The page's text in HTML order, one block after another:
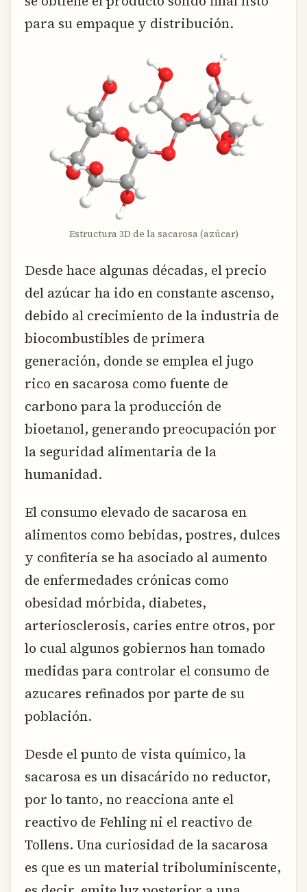
para su empaque y distribución.
Estructura 3D de la sacarosa (azúcar)
Desde hace algunas décadas, el precio
del azúcar ha ido en constante ascenso,
debido al crecimiento de la industria de
biocombustibles de primera
generación, donde se emplea el jugo
rico en sacarosa como fuente de
carbono para la producción de
bioetanol, generando preocupación por
la seguridad alimentaria de la
humanidad.
El consumo elevado de sacarosa en
alimentos como bebidas, postres, dulces
y confitería se ha asociado al aumento
de enfermedades crónicas como
obesidad mórbida, diabetes,
arteriosclerosis, caries entre otros, por
lo cual algunos gobiernos han tomado
medidas para controlar el consumo de
azucares refinados por parte de su
población.
Desde el punto de vista químico, la
sacarosa es un disacárido no reductor,
por lo tanto, no reacciona ante el
reactivo de Fehling ni el reactivo de
Tollens. Una curiosidad de la sacarosa
es que es un material triboluminiscente,